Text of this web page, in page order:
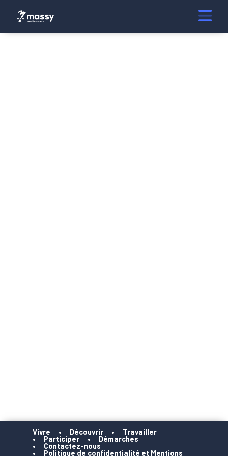
Vivre Découvrir
Travailler
Participer
Démarches
Contactez-nous
Politique de confidentialité et Mentions